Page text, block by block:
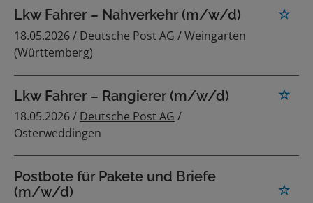
Lkw Fahrer – Nahverkehr (m/w/d)
18.05.2026 / Deutsche Post AG / Weingarten
(Württemberg)
Lkw Fahrer – Rangierer (m/w/d)
18.05.2026 / Deutsche Post AG /
Osterweddingen
Postbote für Pakete und Briefe
(m/w/d)